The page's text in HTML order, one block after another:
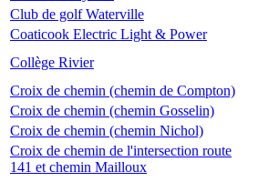
Club de golf Waterville
Coaticook Electric Light & Power
Collège Rivier
Croix de chemin (chemin de Compton)
Croix de chemin (chemin Gosselin)
Croix de chemin (chemin Nichol)
Croix de chemin de l'intersection route
141 et chemin Mailloux